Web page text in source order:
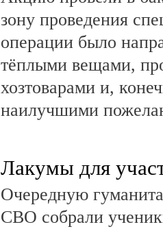
зону проведения
операции было
тёплыми вещами,
хозтоварами и,
наилучшими
Лакумы для
Очередную
СВО собрали